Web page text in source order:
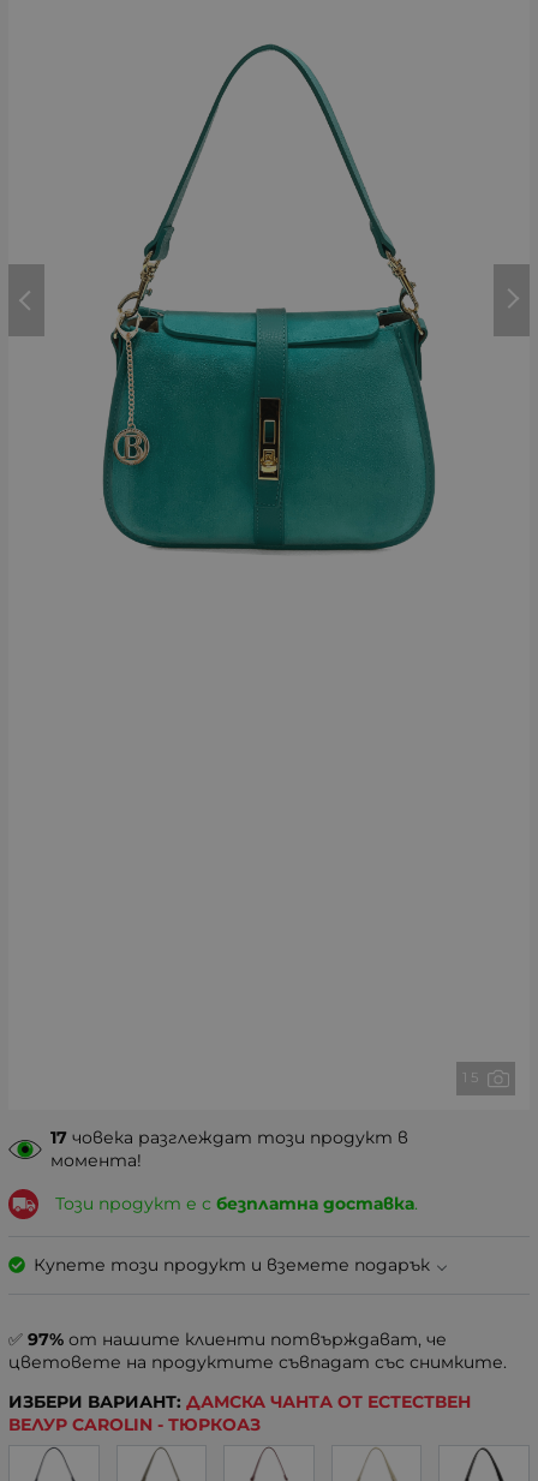
1 5
17 човека разглеждат този продукт в
момента!
Този продукт е с безплатна доставка.
Купете този продукт и вземете подарък
✅ 97% от нашите клиенти потвърждават, че
цветовете на продуктите съвпадат със снимките.
ИЗБЕРИ ВАРИАНТ: ДАМСКА ЧАНТА ОТ ЕСТЕСТВЕН
ВЕЛУР CAROLIN - ТЮРКОАЗ